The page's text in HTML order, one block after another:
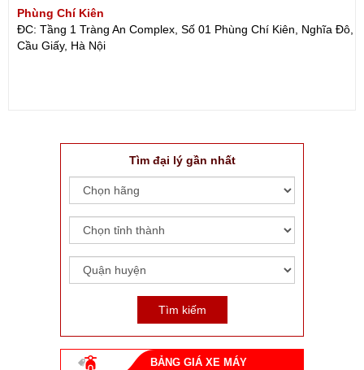
Phùng Chí Kiên
ĐC: Tầng 1 Tràng An Complex, Số 01 Phùng Chí Kiên, Nghĩa Đô,
Cầu Giấy, Hà Nội
Tìm đại lý gần nhất
BẢNG GIÁ XE MÁY